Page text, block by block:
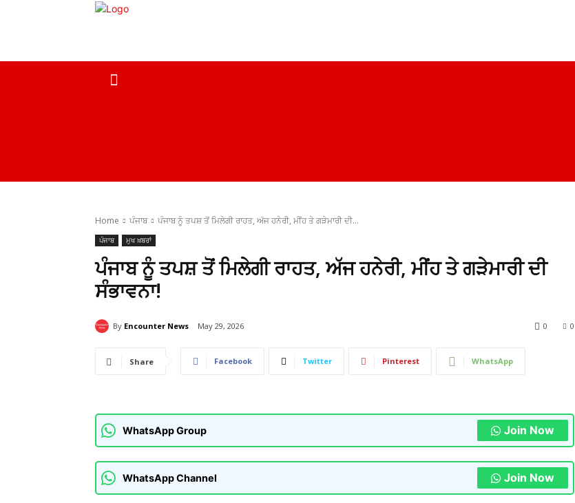
Home ਪੰਜਾਬ ਪੰਜਾਬ ਨੂੰ ਤਪਸ਼ ਤੋਂ ਮਿਲੇਗੀ ਰਾਹਤ, ਅੱਜ ਹਨੇਰੀ, ਮੀਂਹ ਤੇ ਗੜੇਮਾਰੀ ਦੀ...
ਪੰਜਾਬ ਮੁਖ ਖ਼ਬਰਾਂ
ਪੰਜਾਬ ਨੂੰ ਤਪਸ਼ ਤੋਂ ਮਿਲੇਗੀ ਰਾਹਤ, ਅੱਜ ਹਨੇਰੀ, ਮੀਂਹ ਤੇ ਗੜੇਮਾਰੀ ਦੀ
ਸੰਭਾਵਨਾ!
By Encounter News May 29, 2026 0
0
Share Facebook Twitter Pinterest WhatsApp
WhatsApp Group Join Now
WhatsApp Channel Join Now